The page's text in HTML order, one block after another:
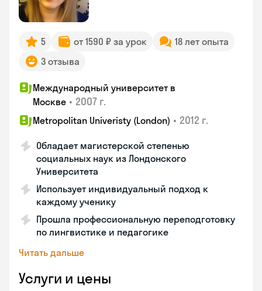
5 от 1590 ₽ за урок
18 лет опыта
3 отзыва
Международный университет в
Москве • 2007 г.
Metropolitan Univeristy (London) • 2012 г.
Обладает магистерской степенью
социальных наук из Лондонского
Университета
Использует индивидуальный подход к
каждому ученику
Прошла профессиональную переподготовку
по лингвистике и педагогике
Читать дальше
Услуги и цены